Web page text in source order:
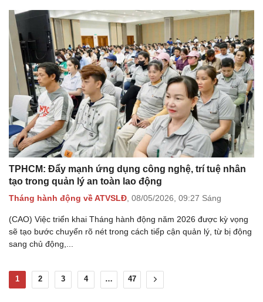
TPHCM: Đẩy mạnh ứng dụng công nghệ, trí tuệ nhân
tạo trong quản lý an toàn lao động
Tháng hành động về ATVSLĐ, 08/05/2026, 09:27 Sáng
(CAO) Việc triển khai Tháng hành động năm 2026 được kỳ vọng
sẽ tạo bước chuyển rõ nét trong cách tiếp cận quản lý, từ bị động
sang chủ động,...
1 2 3 4 … 47